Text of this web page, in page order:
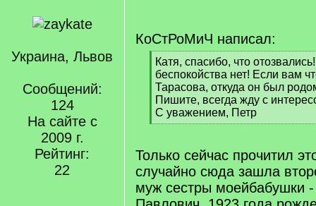
Украина, Львов
Сообщений:
124
На сайте с
2009 г.
Рейтинг:
22
КоСтРоМиЧ написал:
[
q
]
Катя, спасибо, что
беспокойства нет! Если вам
Тарасова, откуда он был
Пишите, всегда жду с
С уважением, Петр
[
q
]
Только сейчас прочитил
случайно сюда зашла
муж сестры моейбабушки